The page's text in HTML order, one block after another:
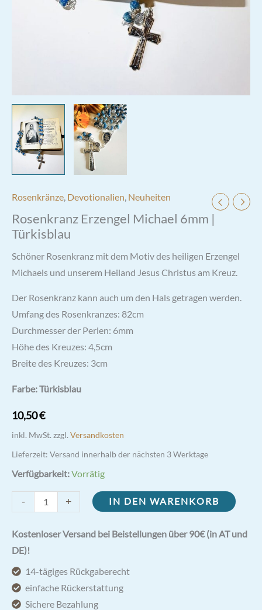
Rosenkränze, Devotionalien, Neuheiten
Rosenkranz Erzengel Michael 6mm |
Türkisblau
Schöner Rosenkranz mit dem Motiv des heiligen Erzengel
Michaels und unserem Heiland Jesus Christus am Kreuz.
Der Rosenkranz kann auch um den Hals getragen werden.
Umfang des Rosenkranzes: 82cm
Durchmesser der Perlen: 6mm
Höhe des Kreuzes: 4,5cm
Breite des Kreuzes: 3cm
Farbe: Türkisblau
10,50€
inkl. MwSt. zzgl. Versandkosten
Lieferzeit: Versand innerhalb der nächsten 3 Werktage
Verfügbarkeit:Vorrätig
-
Rosenkranz
Erzengel
Michael
6mm
Türkisblau
Menge
+ IN DEN WARENKORB
Kostenloser Versand bei Beistellungen über 90€ (in AT und
DE)!
14-tägiges Rückgaberecht
einfache Rückerstattung
Sichere Bezahlung